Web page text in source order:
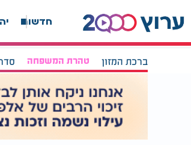
חדשות
ברכת המזון טהרת המשפחה